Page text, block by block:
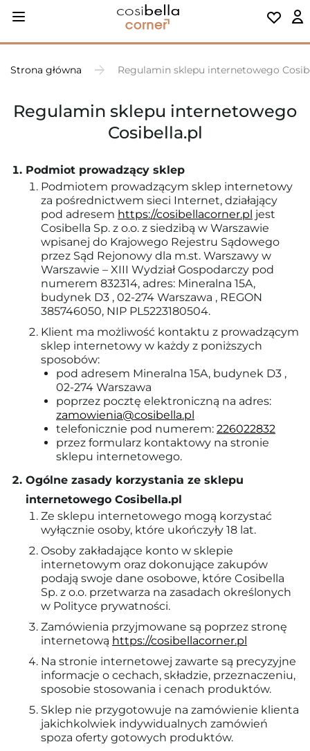
Strona główna Regulamin sklepu internetowego
Regulamin sklepu internetowego
Cosibella.pl
Podmiot prowadzący sklep
Podmiotem prowadzącym sklep internetowy
za pośrednictwem sieci Internet, działający
pod adresem https://cosibellacorner.pl jest
Cosibella Sp. z o.o. z siedzibą w Warszawie
wpisanej do Krajowego Rejestru Sądowego
przez Sąd Rejonowy dla m.st. Warszawy w
Warszawie – XIII Wydział Gospodarczy pod
numerem 832314, adres: Mineralna 15A,
budynek D3 , 02-274 Warszawa , REGON
385746050, NIP PL5223180504.
Klient ma możliwość kontaktu z prowadzącym
sklep internetowy w każdy z poniższych
sposobów:
pod adresem Mineralna 15A, budynek D3 ,
02-274 Warszawa
poprzez pocztę elektroniczną na adres:
zamowienia@cosibella.pl
telefonicznie pod numerem: 226022832
przez formularz kontaktowy na stronie
sklepu internetowego.
Ogólne zasady korzystania ze sklepu
internetowego Cosibella.pl
Ze sklepu internetowego mogą korzystać
wyłącznie osoby, które ukończyły 18 lat.
Osoby zakładające konto w sklepie
internetowym oraz dokonujące zakupów
podają swoje dane osobowe, które Cosibella
Sp. z o.o. przetwarza na zasadach określonych
w Polityce prywatności.
Zamówienia przyjmowane są poprzez stronę
internetową https://cosibellacorner.pl
Na stronie internetowej zawarte są precyzyjne
informacje o cechach, składzie, przeznaczeniu,
sposobie stosowania i cenach produktów.
Sklep nie przygotowuje na zamówienie klienta
jakichkolwiek indywidualnych zamówień
spoza oferty gotowych produktów.